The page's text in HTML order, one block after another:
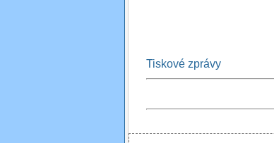
Tiskové zprávy